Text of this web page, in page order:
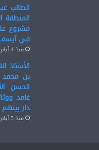
الطالب
في آيسف
منذ 4 أيام
الأستاذ
بن محمد
الحسن
غامد
دار
منذ 5 أيام